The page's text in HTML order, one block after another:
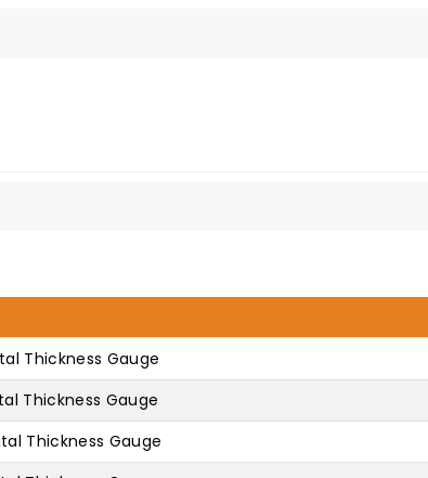
Thickness Gauge
Thickness Gauge
Thickness Gauge